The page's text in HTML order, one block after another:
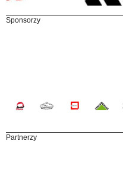
Sponsorzy
Partnerzy